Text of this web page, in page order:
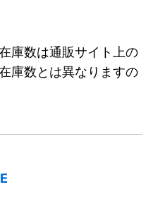
庫数は通販サイト上の
庫数とは異なりますの